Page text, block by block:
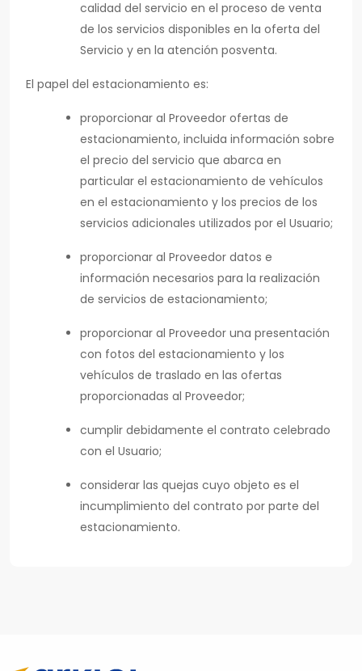
calidad del servicio en el proceso de venta
de los servicios disponibles en la oferta del
Servicio y en la atención posventa.
El papel del estacionamiento es:
proporcionar al Proveedor ofertas de
estacionamiento, incluida información sobre
el precio del servicio que abarca en
particular el estacionamiento de vehículos
en el estacionamiento y los precios de los
servicios adicionales utilizados por el Usuario;
proporcionar al Proveedor datos e
información necesarios para la realización
de servicios de estacionamiento;
proporcionar al Proveedor una presentación
con fotos del estacionamiento y los
vehículos de traslado en las ofertas
proporcionadas al Proveedor;
cumplir debidamente el contrato celebrado
con el Usuario;
considerar las quejas cuyo objeto es el
incumplimiento del contrato por parte del
estacionamiento.